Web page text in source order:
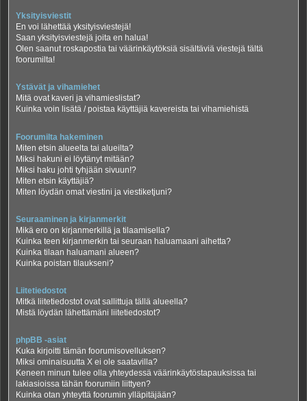
Yksityisviestit
En voi lähettää yksityisviestejä!
Saan yksityisviestejä joita en halua!
Olen saanut roskapostia tai väärinkäytöksiä sisältäviä viestejä tältä
foorumilta!
Ystävät ja vihamiehet
Mitä ovat kaveri ja vihamieslistat?
Kuinka voin lisätä / poistaa käyttäjiä kavereista tai vihamiehistä
Foorumilta hakeminen
Miten etsin alueelta tai alueilta?
Miksi hakuni ei löytänyt mitään?
Miksi haku johti tyhjään sivuun!?
Miten etsin käyttäjiä?
Miten löydän omat viestini ja viestiketjuni?
Seuraaminen ja kirjanmerkit
Mikä ero on kirjanmerkillä ja tilaamisella?
Kuinka teen kirjanmerkin tai seuraan haluamaani aihetta?
Kuinka tilaan haluamani alueen?
Kuinka poistan tilaukseni?
Liitetiedostot
Mitkä liitetiedostot ovat sallittuja tällä alueella?
Mistä löydän lähettämäni liitetiedostot?
phpBB -asiat
Kuka kirjoitti tämän foorumisovelluksen?
Miksi ominaisuutta X ei ole saatavilla?
Keneen minun tulee olla yhteydessä väärinkäytöstapauksissa tai
lakiasioissa tähän foorumiin liittyen?
Kuinka otan yhteyttä foorumin ylläpitäjään?